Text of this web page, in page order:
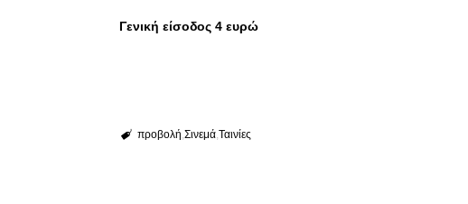
Γενική είσοδος 4 ευρώ
προβολή Σινεμά Ταινίες